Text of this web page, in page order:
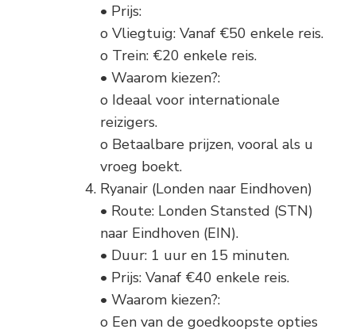
• Prijs:
o Vliegtuig: Vanaf €50 enkele reis.
o Trein: €20 enkele reis.
• Waarom kiezen?:
o Ideaal voor internationale
reizigers.
o Betaalbare prijzen, vooral als u
vroeg boekt.
Ryanair (Londen naar Eindhoven)
• Route: Londen Stansted (STN)
naar Eindhoven (EIN).
• Duur: 1 uur en 15 minuten.
• Prijs: Vanaf €40 enkele reis.
• Waarom kiezen?:
o Een van de goedkoopste opties